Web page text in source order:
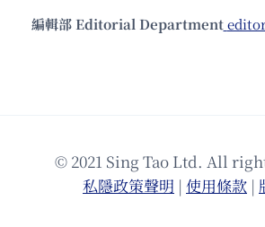
編輯部 Editorial Department
© 2021 Sing Tao Ltd. All
私隱政策聲明 | 使⽤條款 |